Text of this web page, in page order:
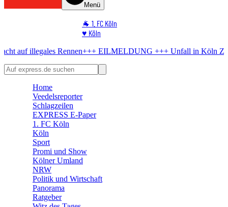
Menü
🐐 1. FC Köln
♥️ Köln
🏆 Sport
Rennen+++ EILMELDUNG +++Unfall in KölnZwei Tote bei
Home
Veedelsreporter
Schlagzeilen
EXPRESS E-Paper
1. FC Köln
Köln
Sport
Promi und Show
Kölner Umland
NRW
Politik und Wirtschaft
Panorama
Ratgeber